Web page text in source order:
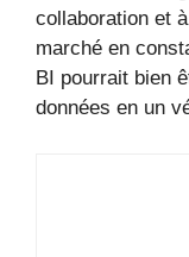
collaboration et
marché en
BI pourrait bien
données en un